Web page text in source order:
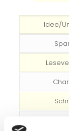
Idee/